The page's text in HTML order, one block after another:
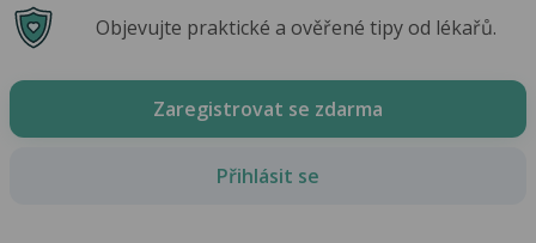
Objevujte praktické a ověřené tipy od lékařů.
Zaregistrovat se zdarma
Přihlásit se